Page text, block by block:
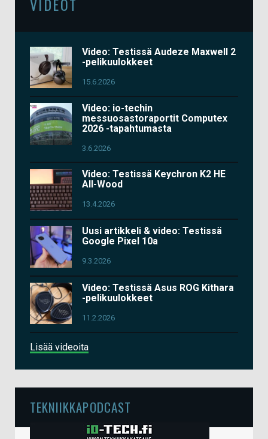
Video: Testissä Audeze Maxwell 2
-pelikuulokkeet
15.6.2026
Video: io-techin
messuosastoraportit Computex
2026 -tapahtumasta
3.6.2026
Video: Testissä Keychron K2 HE
All-Wood
13.4.2026
Uusi artikkeli & video: Testissä
Google Pixel 10a
9.3.2026
Video: Testissä Asus ROG Kithara
-pelikuulokkeet
11.2.2026
Lisää videoita
TEKNIIKKAPODCAST